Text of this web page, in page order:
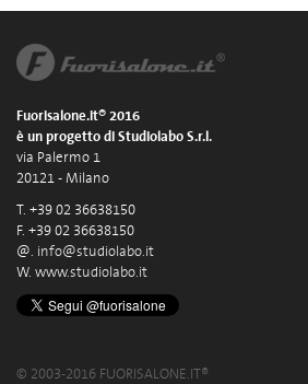
Fuorisalone.it® 2016
è un progetto di Studiolabo S.r.l.
via Palermo 1
20121 - Milano
T. +39 02 36638150
F. +39 02 36638150
@. info@studiolabo.it
W. www.studiolabo.it
© 2003-2016 FUORISALONE.IT®